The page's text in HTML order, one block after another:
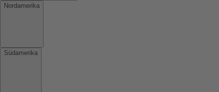
Nordamerika
Südamerika